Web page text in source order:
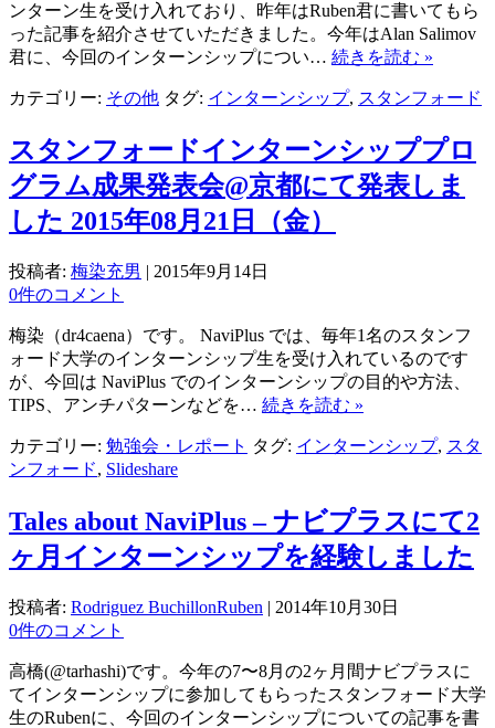
ンターン生を受け入れており、昨年はRuben君に書いてもら
った記事を紹介させていただきました。今年はAlan Salimov
君に、今回のインターンシップについ… 続きを読む »
カテゴリー: その他 タグ: インターンシップ, スタンフォード
スタンフォードインターンシッププロ
グラム成果発表会@京都にて発表しま
した 2015年08月21日（金）
投稿者: 梅染充男 | 2015年9月14日
0件のコメント
梅染（dr4caena）です。 NaviPlus では、毎年1名のスタンフ
ォード大学のインターンシップ生を受け入れているのです
が、今回は NaviPlus でのインターンシップの目的や方法、
TIPS、アンチパターンなどを… 続きを読む »
カテゴリー: 勉強会・レポート タグ: インターンシップ, スタ
ンフォード, Slideshare
Tales about NaviPlus – ナビプラスにて2
ヶ月インターンシップを経験しました
投稿者: Rodriguez BuchillonRuben | 2014年10月30日
0件のコメント
高橋(@tarhashi)です。今年の7〜8月の2ヶ月間ナビプラスに
てインターンシップに参加してもらったスタンフォード大学
生のRubenに、今回のインターンシップについての記事を書